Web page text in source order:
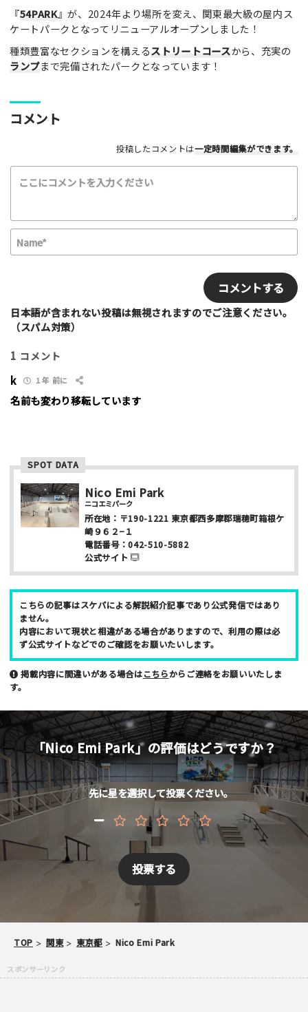
レビュータイトル（※必須）
レビュー本文（※必須）
利用したもの
スクーター
その他
満足度評価
ふつう
いまいち
該当する項目を選択して下さい（複数可能）
利用者多い
セクション多い
写真など
ニックネーム （任意/公開）
男性
女性
年齢
10代
20代 30代 40代
お名前 （非公開/任意）
メールアドレス （非公開/任意）
当サイトへメッセージなどございましたら
スパム防止のため「スケパ」と入力ください
『54PARK』が、2024年より場所を変え、関東最大級の屋内ス
ケートパークとなってリニューアルオープンしました！
種類豊富なセクションを構えるストリートコースから、充実の
ランプまで完備されたパークとなっています！
コメント
投稿したコメントは一定時間編集ができます。
*
i日本語が含まれない投稿は無視されますのでご注意ください。
（スパム対策）
1 コメント
k 1 年 前に
名前も変わり移転しています
SPOT DATA
Nico Emi Park
ニコエミパーク
所在地： 〒190-1221 東京都西多摩郡瑞穂町箱根ケ
崎９６２−１
電話番号：042-510-5882
公式サイト
こちらの記事はスケパによる解説紹介記事であり公式発信ではあり
ません。
内容において現状と相違がある場合がありますので、利用の際は必
ず公式サイトなどでのご確認をお願いたいします。
掲載内容に間違いがある場合はこちらからご連絡をお願いいたしま
す。
「Nico Emi Park」の評価はどうですか？
先に星を選択して投票ください。
TOP 関東 東京都 Nico Emi Park